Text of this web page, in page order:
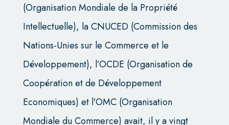
(Organisation Mondiale de la Propriété
Intellectuelle), la CNUCED (Commission des
Nations-Unies sur le Commerce et le
Développement), l’OCDE (Organisation de
Coopération et de Développement
Economiques) et l’OMC (Organisation
Mondiale du Commerce) avait, il y a vingt